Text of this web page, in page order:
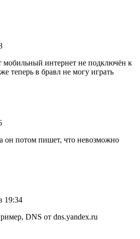
интернет не подключён к
теперь в бравл не могу играть
он потом пишет, что невозможно
19:34
DNS от dns.yandex.ru